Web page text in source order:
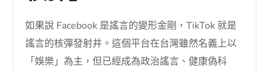
如果說 Facebook 是謠言的變形金剛，TikTok 就是
謠言的核彈發射井。這個平台在台灣雖然名義上以
「娛樂」為主，但已經成為政治謠言、健康偽科